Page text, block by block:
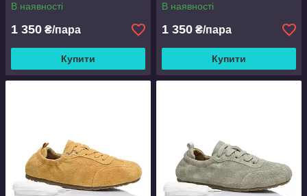
В наявності
1 350 ₴/пара
Купити
В наявності
1 350 ₴/пара
Купити